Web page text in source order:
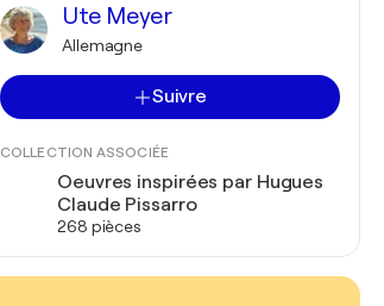
Ute Meyer
Allemagne
Suivre
COLLECTION ASSOCIÉE
Oeuvres inspirées par Hugues
Claude Pissarro
268 pièces